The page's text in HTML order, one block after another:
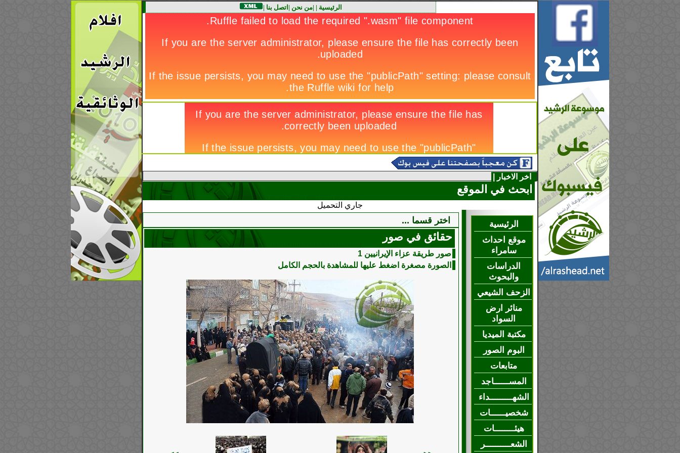
الرئيسية |
|من نحن | اتصل بنا |
اخر الاخبار | إيران تعدم 21 سجيناً سنياً بشكل جماعي
ابحث في الموقع
جاري التحميل
الرئيسية
موقع احداث
سامراء
الدراسات
والبحوث
الزحف الشيعي
منائر ارض
السواد
مكتبة الميديا
البوم الصور
متابعات
المســــــاجد
الشهـــــــــداء
شخصيــــــات
هيئــــــــات
الشعــــــــــر
اختر قسما ...
حقائق في صور
صور طريقة عزاء الإيرانيين 1
الصورة مصغرة اضغط عليها للمشاهدة بالحجم الكامل